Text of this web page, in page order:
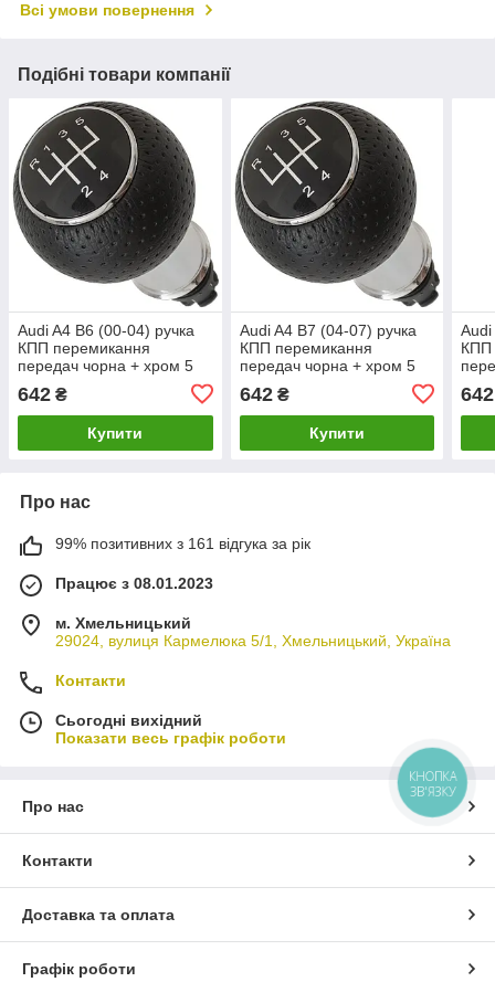
Всі умови повернення
Подібні товари компанії
Audi A4 B6 (00-04) ручка
КПП перемикання
передач чорна + хром 5
642 ₴
Купити
Audi A4 B7 (04-07) ручка
КПП перемикання
передач чорна + хром 5
642₴
Купити
Audi
КПП
642
Про нас
99% позитивних з 161 відгука за рік
Працює з 08.01.2023
м. Хмельницький
29024, вулиця Кармелюка 5/1, Хмельницький, Україна
Контакти
Сьогодні вихідний
Показати весь графік роботи
Про нас
Контакти
Доставка та оплата
Графік роботи
КНОПКА
ЗВ'ЯЗКУ